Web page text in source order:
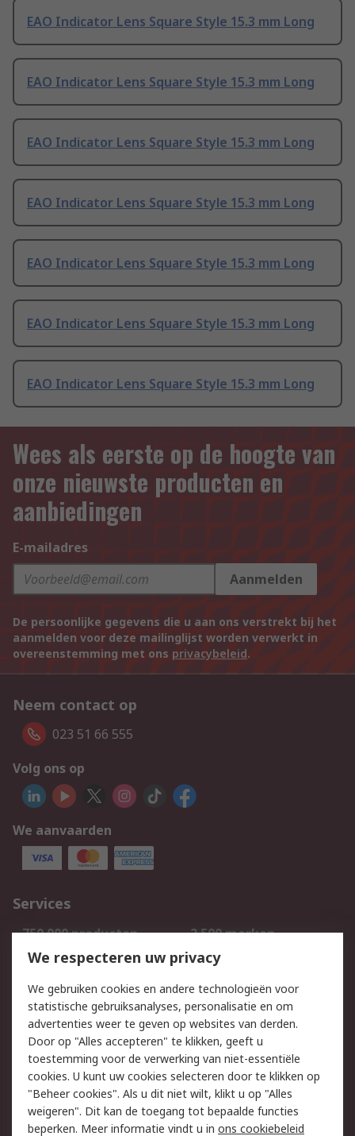
EAO Indicator Lens Square Style 15.3 mm Long
EAO Indicator Lens Square Style 15.3 mm Long
EAO Indicator Lens Square Style 15.3 mm Long
EAO Indicator Lens Square Style 15.3 mm Long
EAO Indicator Lens Square Style 15.3 mm Long
EAO Indicator Lens Square Style 15.3 mm Long
EAO Indicator Lens Square Style 15.3 mm Long
Wees als eerste op de hoogte van
onze nieuwste producten en
aanbiedingen
E-mailadres
Aanmelden
De persoonlijke gegevens die u aan ons verstrekt bij het
aanmelden voor deze mailinglijst worden verwerkt in
overeenstemming met ons privacybeleid.
Neem contact op
023 51 66 555
Volg ons op
We aanvaarden
Services
750.000 producten
2.500 merken
Bestellen
Inkoopoplossingen
Track & Trace
Wettelijk
Cookiebeleid
Email veiligheid
Privacybeleid
Websitevoorwaarden
Algemene
We respecteren uw privacy
We gebruiken cookies en andere technologieën voor
statistische gebruiksanalyses, personalisatie en om
advertenties weer te geven op websites van derden.
Door op "Alles accepteren" te klikken, geeft u
toestemming voor de verwerking van niet-essentiële
cookies. U kunt uw cookies selecteren door te klikken op
"Beheer cookies". Als u dit niet wilt, klikt u op "Alles
weigeren". Dit kan de toegang tot bepaalde functies
beperken. Meer informatie vindt u in ons cookiebeleid